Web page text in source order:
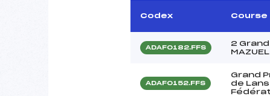
Codex Course
ADAF0182.FFS
2
ADAF0152.FFS
Grand
de